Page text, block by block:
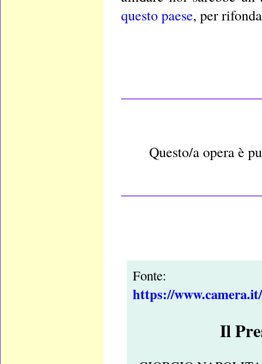
questo paese, per
Questo/a opera è
Fonte:
https://www.camera.it/
Il